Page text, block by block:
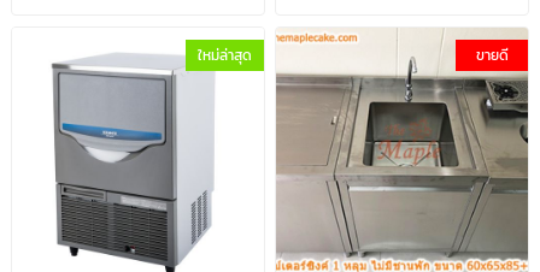
ใหม่ล่าสุด ขายดี